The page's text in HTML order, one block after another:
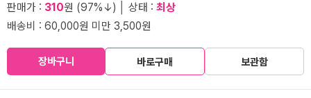
판매가 : 310원 (97%↓) │ 상태 : 최상
배송비 : 60,000원 미만 3,500원
장바구니 바로구매 보관함